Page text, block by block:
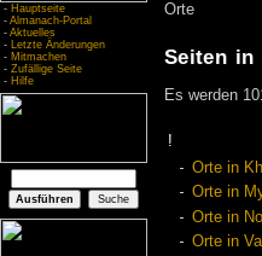
- Hauptseite
- Almanach-Portal
- Aktuelles
- Letzte Änderungen
- Mitmachen
- Zufällige Seite
- Hilfe
Orte
Seiten in
Es werden
!
Orte in
Orte in
Orte in
Orte in